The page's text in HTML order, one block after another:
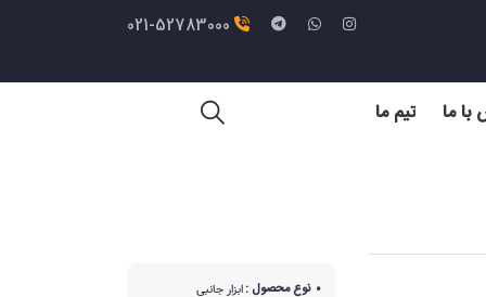
021-52783000
با ما تیم ما
نوع محصول :ابزار جانبی